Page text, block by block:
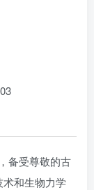
备受尊敬的古
和生物力学